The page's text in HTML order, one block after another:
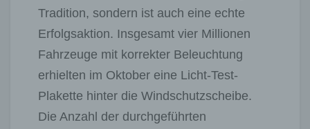
Tradition, sondern ist auch eine echte
Erfolgsaktion. Insgesamt vier Millionen
Fahrzeuge mit korrekter Beleuchtung
erhielten im Oktober eine Licht-Test-
Plakette hinter die Windschutzscheibe.
Die Anzahl der durchgeführten